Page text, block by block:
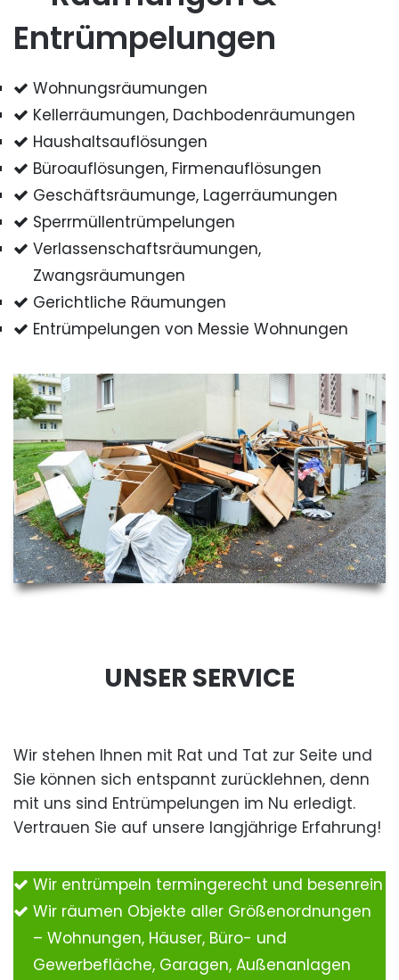
Entrümpelungen
Wohnungsräumungen
Kellerräumungen, Dachbodenräumungen
Haushaltsauflösungen
Büroauflösungen, Firmenauflösungen
Geschäftsräumunge, Lagerräumungen
Sperrmüllentrümpelungen
Verlassenschaftsräumungen,
Zwangsräumungen
Gerichtliche Räumungen
Entrümpelungen von Messie Wohnungen
UNSER SERVICE
Wir stehen Ihnen mit Rat und Tat zur Seite und
Sie können sich entspannt zurücklehnen, denn
mit uns sind Entrümpelungen im Nu erledigt.
Vertrauen Sie auf unsere langjährige Erfahrung!
Wir entrümpeln termingerecht und besenrein
Wir räumen Objekte aller Größenordnungen
– Wohnungen, Häuser, Büro- und
Gewerbefläche, Garagen, Außenanlagen